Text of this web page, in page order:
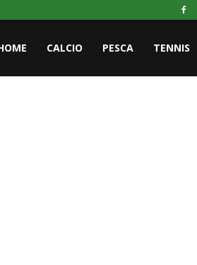
CALCIO PESCA TENNIS